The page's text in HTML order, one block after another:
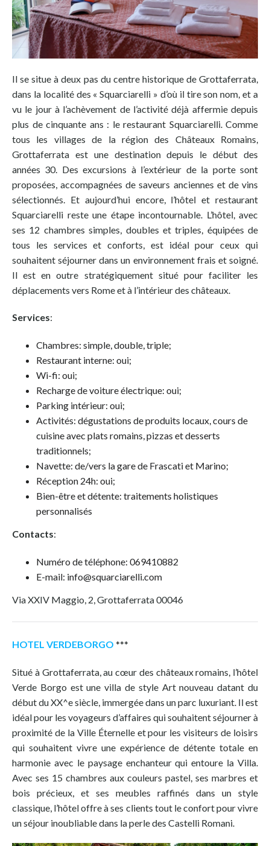
Il se situe à deux pas du centre historique de Grottaferrata,
dans la localité des « Squarciarelli » d’où il tire son nom, et a
vu le jour à l’achèvement de l’activité déjà affermie depuis
plus de cinquante ans : le restaurant Squarciarelli. Comme
tous les villages de la région des Châteaux Romains,
Grottaferrata est une destination depuis le début des
années 30. Des excursions à l’extérieur de la porte sont
proposées, accompagnées de saveurs anciennes et de vins
sélectionnés. Et aujourd’hui encore, l’hôtel et restaurant
Squarciarelli reste une étape incontournable. L’hôtel, avec
ses 12 chambres simples, doubles et triples, équipées de
tous les services et conforts, est idéal pour ceux qui
souhaitent séjourner dans un environnement frais et soigné.
Il est en outre stratégiquement situé pour faciliter les
déplacements vers Rome et à l’intérieur des châteaux.
Services:
Chambres: simple, double, triple;
Restaurant interne: oui;
Wi-fi: oui;
Recharge de voiture électrique: oui;
Parking intérieur: oui;
Activités: dégustations de produits locaux, cours de
cuisine avec plats romains, pizzas et desserts
traditionnels;
Navette: de/vers la gare de Frascati et Marino;
Réception 24h: oui;
Bien-être et détente: traitements holistiques
personnalisés
Contacts:
Numéro de téléphone: 069410882
E-mail: info@squarciarelli.com
Via XXIV Maggio, 2, Grottaferrata 00046
HOTEL VERDEBORGO ***
Situé à Grottaferrata, au cœur des châteaux romains, l’hôtel
Verde Borgo est une villa de style Art nouveau datant du
début du XX^e siècle, immergée dans un parc luxuriant. Il est
idéal pour les voyageurs d’affaires qui souhaitent séjourner à
proximité de la Ville Éternelle et pour les visiteurs de loisirs
qui souhaitent vivre une expérience de détente totale en
harmonie avec le paysage enchanteur qui entoure la Villa.
Avec ses 15 chambres aux couleurs pastel, ses marbres et
bois précieux, et ses meubles raffinés dans un style
classique, l’hôtel offre à ses clients tout le confort pour vivre
un séjour inoubliable dans la perle des Castelli Romani.